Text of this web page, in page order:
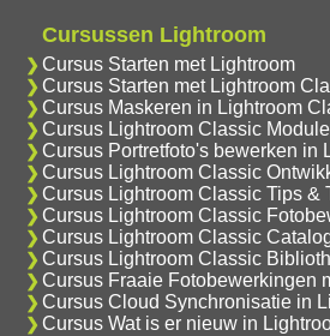
Cursussen Lightroom
Cursus Starten met Lightroom
Cursus Starten met Lightroom
Cursus Maskeren in Lightroom
Cursus Lightroom Classic
Cursus Portretfoto's bewerken in
Cursus Lightroom Classic
Cursus Lightroom Classic Tips &
Cursus Lightroom Classic
Cursus Lightroom Classic
Cursus Lightroom Classic
Cursus Fraaie Fotobewerkingen
Cursus Cloud Synchronisatie in
Cursus Wat is er nieuw in